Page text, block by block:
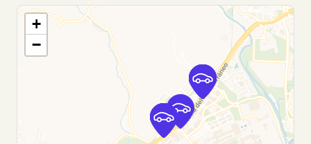
A-7
Los Barrios, 11379
Free2move Rent - BAHIAMOVIL, S.L.U. -
5.9
km
+
−